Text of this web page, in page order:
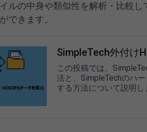
ルの中身や類似性を解析・比較
できます。
SimpleTech外付け
この投稿では、
法と、SimpleTechのハ
する方法について説明し